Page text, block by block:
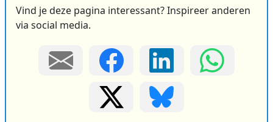
Vind je deze pagina interessant? Inspireer anderen
via social media.